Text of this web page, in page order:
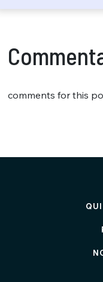
comments for this